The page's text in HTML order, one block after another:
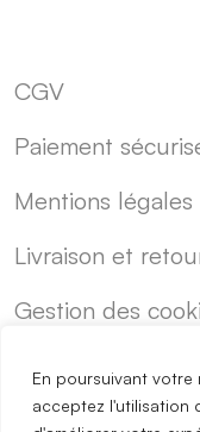
En poursuivant
acceptez l'utilisation
CGV
Paiement
Mentions légales
Livraison et
Gestion des